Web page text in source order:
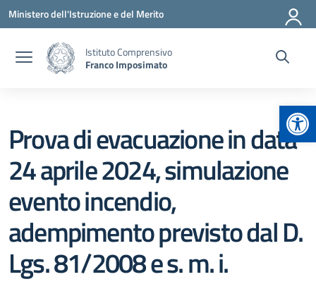
Vai ai contenuti
Vai al menu di navigazione
Vai al footer
Ministero dell'Istruzione e del Merito
Istituto Comprensivo
Franco Imposimato
Prova di evacuazione in data
24 aprile 2024, simulazione
evento incendio,
adempimento previsto dal D.
Lgs. 81/2008 e s. m. i.